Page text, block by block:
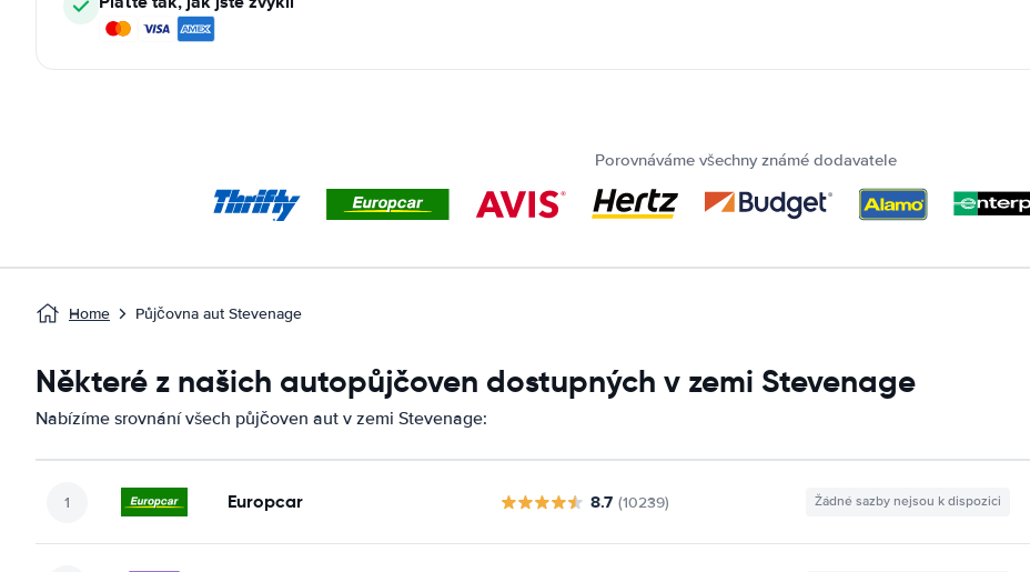
Porovnáváme všechny známé dodavatele
Home Půjčovna aut Stevenage
Některé z našich autopůjčoven dostupných v zemi Stevenage
Nabízíme srovnání všech půjčoven aut v zemi Stevenage:
Europcar 8.7 (10239) Žádné sazby nejsou k dispozici